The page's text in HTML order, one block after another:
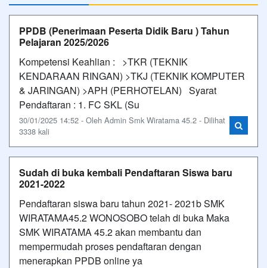
PPDB (Penerimaan Peserta Didik Baru ) Tahun
Pelajaran 2025/2026
Kompetensi Keahlian : >TKR (TEKNIK
KENDARAAN RINGAN) >TKJ (TEKNIK KOMPUTER
& JARINGAN) >APH (PERHOTELAN) Syarat
Pendaftaran : 1. FC SKL (Su
30/01/2025 14:52 - Oleh Admin Smk Wiratama 45.2 - Dilihat
3338 kali
Sudah di buka kembali Pendaftaran Siswa baru
2021-2022
Pendaftaran siswa baru tahun 2021- 2021b SMK
WIRATAMA45.2 WONOSOBO telah di buka Maka
SMK WIRATAMA 45.2 akan membantu dan
mempermudah proses pendaftaran dengan
menerapkan PPDB online ya